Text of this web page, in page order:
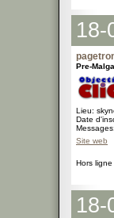
18-
Pre-
Lieu:
Date
Site web
Hors ligne
18-